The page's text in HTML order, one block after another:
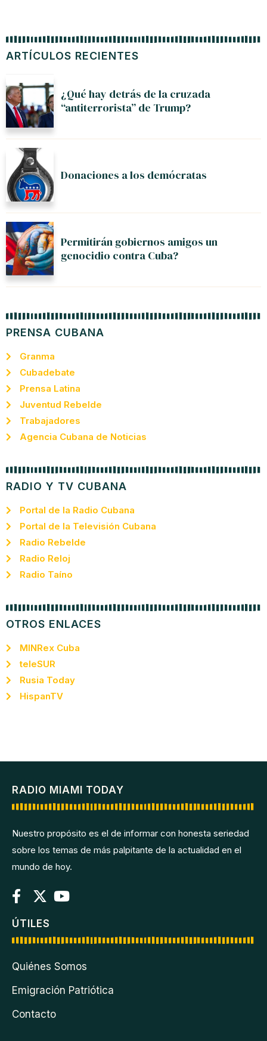
ARTÍCULOS RECIENTES
¿Qué hay detrás de la cruzada
“antiterrorista” de Trump?
Donaciones a los demócratas
Permitirán gobiernos amigos un
genocidio contra Cuba?
PRENSA CUBANA
Granma
Cubadebate
Prensa Latina
Juventud Rebelde
Trabajadores
Agencia Cubana de Noticias
RADIO Y TV CUBANA
Portal de la Radio Cubana
Portal de la Televisión Cubana
Radio Rebelde
Radio Reloj
Radio Taíno
OTROS ENLACES
MINRex Cuba
teleSUR
Rusia Today
HispanTV
RADIO MIAMI TODAY
Nuestro propósito es el de informar con honesta seriedad
sobre los temas de más palpitante de la actualidad en el
mundo de hoy.
ÚTILES
Quiénes Somos
Emigración Patriótica
Contacto